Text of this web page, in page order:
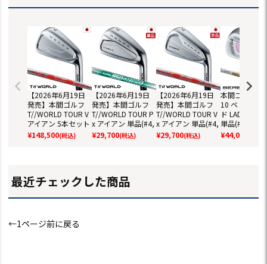
【2026年6月19日
発売】本間ゴルフ
T//WORLD TOUR V
アイアン 5本セット
(#6-#10) メンズ 右
用 N.S.PRO MODUS
ブ
¥148,500(税込)
【2026年6月19日
発売】本間ゴルフ
T//WORLD TOUR P
x アイアン 単品(#4,
#5) メンズ 右用 N.
S. PRO 950GH neo
ブ
¥29,700(税込)
【2026年6月19日
発売】本間ゴルフ
T//WORLD TOUR V
x アイアン 単品(#4,
#5) メンズ 右用 N.
S.PRO MODUS RED
¥29,700(税込)
本間ゴルフ
10 ベレス JP
ド LADIES ア
単品(#6,#11)
ィース 右用
FLIGHT JP
¥44,000
最近チェックした商品
←1ページ前に戻る